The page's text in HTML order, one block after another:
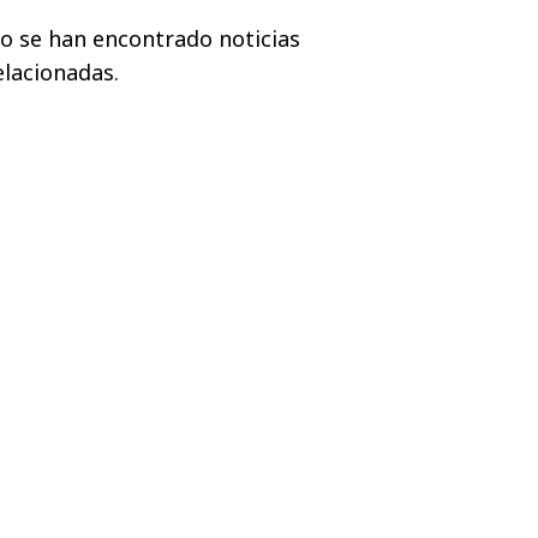
se han encontrado noticias